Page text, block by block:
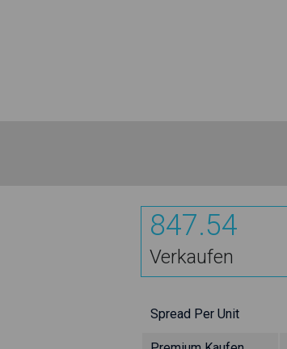
847.54
Verkaufen
Spread Per Unit